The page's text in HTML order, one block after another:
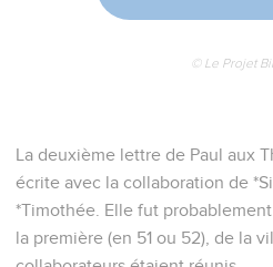
© Le Projet
La deuxième lettre de Paul aux
écrite avec la collaboration de
*Timothée. Elle fut
la première (en 51 ou 52), de la